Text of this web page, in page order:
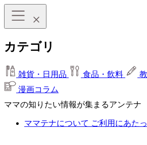
カテゴリ
雑貨・日用品 食品・飲料
漫画コラム
ママの知りたい情報が集まるアンテナ
ママテナについて ご利用にあた